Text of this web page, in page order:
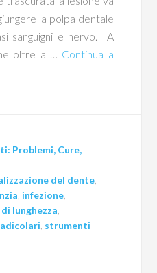
la polpa dentale
sanguigni e nervo. A
oltre a … Continua a
Problemi, Cure,
del dente
infezione
lunghezza
strumenti